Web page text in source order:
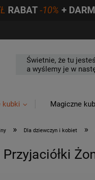
RABAT-10% +
Świetnie, że tu
a wyślemy je w
kubki Magiczne
» Dla dziewczyn i kobiet »